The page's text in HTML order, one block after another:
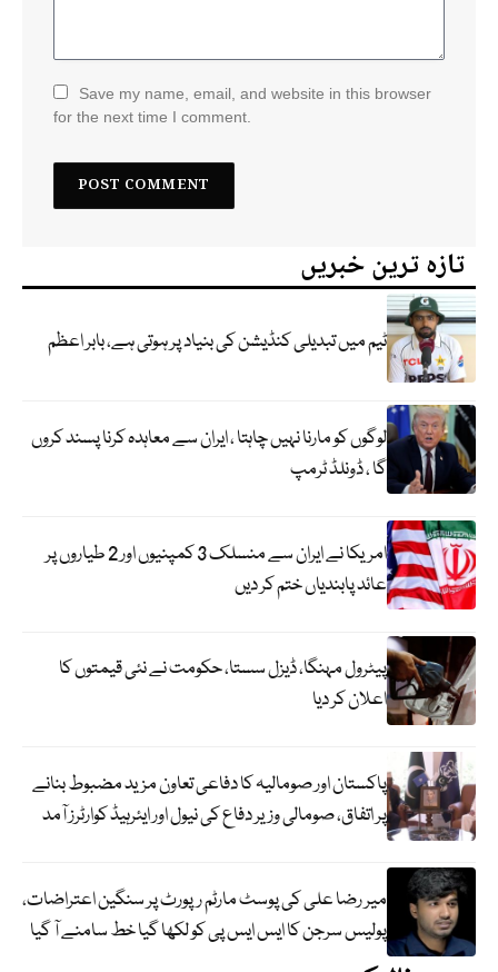
Save my name, email, and website in this browser
for the next time I comment.
تازہ ترین خبریں
ٹیم میں تبدیلی کنڈیشن کی بنیاد پر ہوتی ہے، بابر اعظم
لوگوں کو مارنا نہیں چاہتا ، ایران سے معاہدہ کرنا پسند کروں
گا ، ڈونلڈ ٹرمپ
امریکا نے ایران سے منسلک 3 کمپنیوں اور 2 طیاروں پر
عائد پابندیاں ختم کر دیں
پیٹرول مہنگا، ڈیزل سستا، حکومت نے نئی قیمتوں کا
اعلان کر دیا
پاکستان اور صومالیہ کا دفاعی تعاون مزید مضبوط بنانے
پر اتفاق، صومالی وزیر دفاع کی نیول اور ایئرہیڈ کوارٹرز آمد
میر رضا علی کی پوسٹ مارٹم رپورٹ پر سنگین اعتراضات،
پولیس سرجن کا ایس ایس پی کو لکھا گیا خط سامنے آ گیا